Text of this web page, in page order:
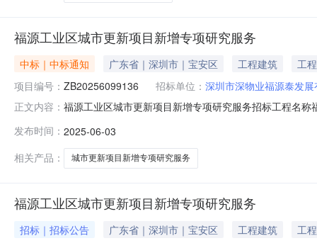
福源工业区城市更新项目新增专项研究服务
中标｜中标通知 广东省｜深圳市｜宝安区 工程建筑
工程
项目编号： ZB20256099136 招标单位： 深圳市深物业福源泰发
正文内容： 福源工业区城市更新项目新增专项研究服务招标工程名
发布时间： 2025-06-03
相关产品：
城市更新项目新增专项研究服务
福源工业区城市更新项目新增专项研究服务
招标｜招标公告 广东省｜深圳市｜宝安区 工程建筑
工程